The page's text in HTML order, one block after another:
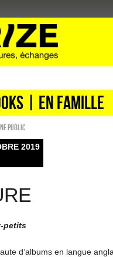
| en famille
public
2019
petits
d’albums en langue